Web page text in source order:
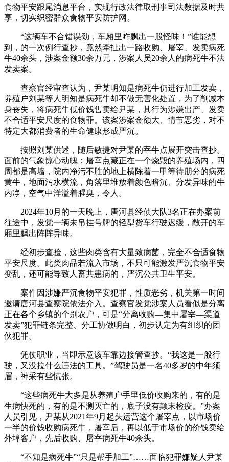
食物平安跟尾消息平台，实现行政法律取刑事司法数据及时共
享，切实织密群众食物平安防护网。
“这辆车不合错误劲，车厢里咋飘出一股怪味！”谁能想
到，的一次例行查抄，竟然牵扯出一路收购、屠宰、发卖病死
牛40余头，涉案金额30余万元，涉案人员20余人的病死牛不法
发卖案。
查察官经审查认为，尹某明知是病死牛仍进行加工发卖，
养殖户刘某等人明知是病死牛却不做无害化处置，为了削减本
身丧失，将病死牛低价钱售卖给尹某，其行为涉嫌出产、发卖
不合适平安尺度的食物罪。该案涉案金额大、情节恶劣，对不
特定大都消费者的生命健康形成严沉。
按照刘某供述，随后敏捷对尹某的宰牛点展开突击查抄。
面前的气象惊心动魄：屠宰点藏正在一个烧毁的养殖场内，四
周都是高墙，院内净污不胜的地上横陈着一甲等待朋分的病死
黄牛，地面污水横流，角落里堆放着颜色暗沉、分发异味的牛
内净，空气中洋溢着腥臭，令人。
2024年10月的一天晚上，唐河县经侦大队3名正在办案前
往途中，发觉一辆未吊挂号牌的轻型货车行驶迟缓，敞开的车
厢里飘出阵阵异味。
经初步查验，这些肉类含有大量致病菌，完全不合适食物
平安尺度。此类肉品若流入市场，不只可能激发严沉食物平安
变乱，还可能导致人畜共患病的，严沉公共卫生平安。
案件因涉嫌严沉食物平安犯罪，性质恶劣，机关第一时间
邀请唐河县查察院依法介入。查察官发觉涉案人员看似是分离
正在各个乡镇的个别农户，可是“分离收购—集中屠宰—渠道
发卖”犯罪链条完整、分工协做明白，初步认定为有组织的团
伙犯罪。
凭仗职业，当即示意该车靠边接管查抄。“我这是一般行
驶，又没拉什么违法的工具。”驾驶员是一名40多岁的中年须
眉，神采有些慌张。
“这些病死牛大多是从养殖户手里低价收购来的，有的是
生病快死的，有的是不测灭亡的，底子没有颠末检疫。”办案
人员引见，尹某从2021年9月起头运营这个屠宰点，以市场价
一半的价钱收购病死牛，屠宰后，再以低于市场价的价钱卖给
外埠客户，先后收购、屠宰病死牛40余头。
“不知是病死牛”“只是帮手加工”……面临犯罪嫌疑人尹某